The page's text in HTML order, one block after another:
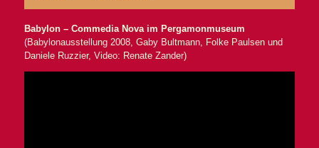
Babylon – Commedia Nova im Pergamonmuseum
(Babylonausstellung 2008, Gaby Bultmann, Folke Paulsen und
Daniele Ruzzier, Video: Renate Zander)